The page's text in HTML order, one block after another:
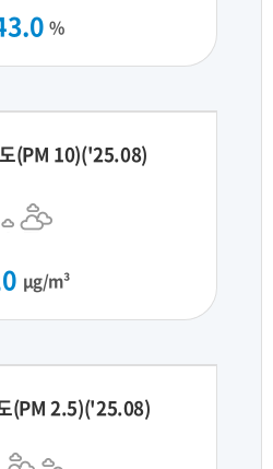
%
(PM 10)('25.08)
μg/m³
(PM 2.5)('25.08)